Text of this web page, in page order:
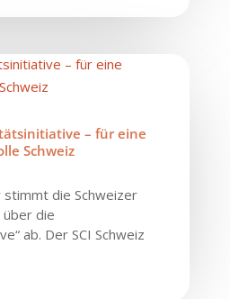
– für eine
Schweiz
die Schweizer
die
ab. Der SCI Schweiz